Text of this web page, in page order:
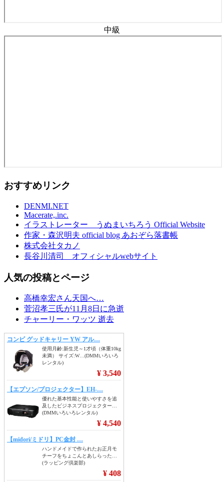
中級
おすすめリンク
DENMI.NET
Macerate,.inc.
イラストレーター うぬまいちろう Official Website
作家・森沢明夫 official blog あおぞら落書帳
株式会社タカノ
長谷川清司 オフィシャルwebサイト
人気の投稿とページ
高橋幸宏さん天国へ…
菅沼孝三氏が11月8日に急逝
チャーリー・ワッツ 逝去